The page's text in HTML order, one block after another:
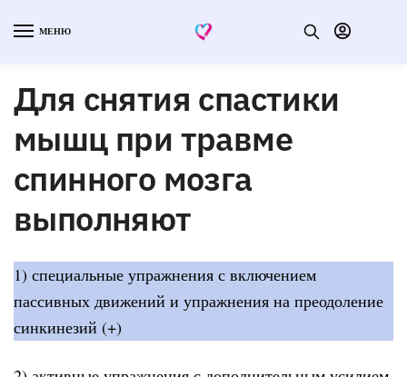
МЕНЮ
Для снятия спастики
мышц при травме
спинного мозга
выполняют
1) специальные упражнения с включением
пассивных движений и упражнения на преодоление
синкинезий (+)